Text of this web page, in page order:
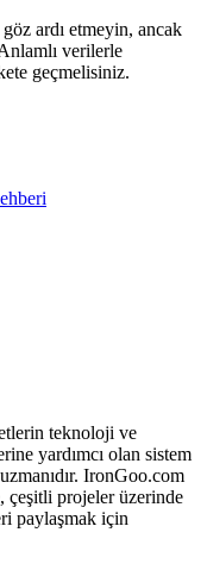
ardı etmeyin, ancak
verilerle
geçmelisiniz.
teknoloji ve
yardımcı olan sistem
IronGoo.com
çeşitli projeler üzerinde
paylaşmak için